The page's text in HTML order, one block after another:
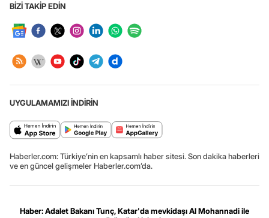
BİZİ TAKİP EDİN
UYGULAMAMIZI İNDİRİN
Haberler.com: Türkiye’nin en kapsamlı haber sitesi. Son dakika haberleri
ve en güncel gelişmeler Haberler.com’da.
Haber: Adalet Bakanı Tunç, Katar'da mevkidaşı Al Mohannadi ile